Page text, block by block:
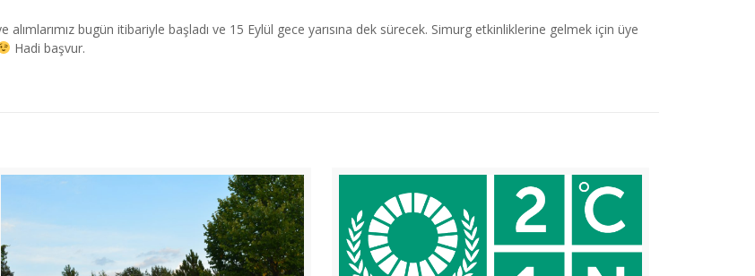
bugün itibariyle başladı ve 15 Eylül gece yarısına dek sürecek. Simurg etkinliklerine gelmek için üye
Hadi başvur.